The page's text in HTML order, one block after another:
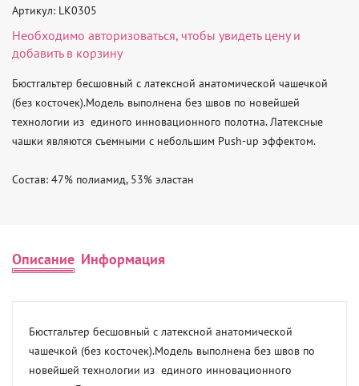
Артикул: LK0305
Необходимо авторизоваться, чтобы увидеть цену и
добавить в корзину
Бюстгальтер бесшовный с латексной анатомической чашечкой
(без косточек).Модель выполнена без швов по новейшей
технологии из  единого инновационного полотна. Латексные
чашки являются съемными с небольшим Push-up эффектом.
Состав: 47% полиамид, 53% эластан
Описание Информация
Бюстгальтер бесшовный с латексной анатомической
чашечкой (без косточек).Модель выполнена без швов по
новейшей технологии из  единого инновационного